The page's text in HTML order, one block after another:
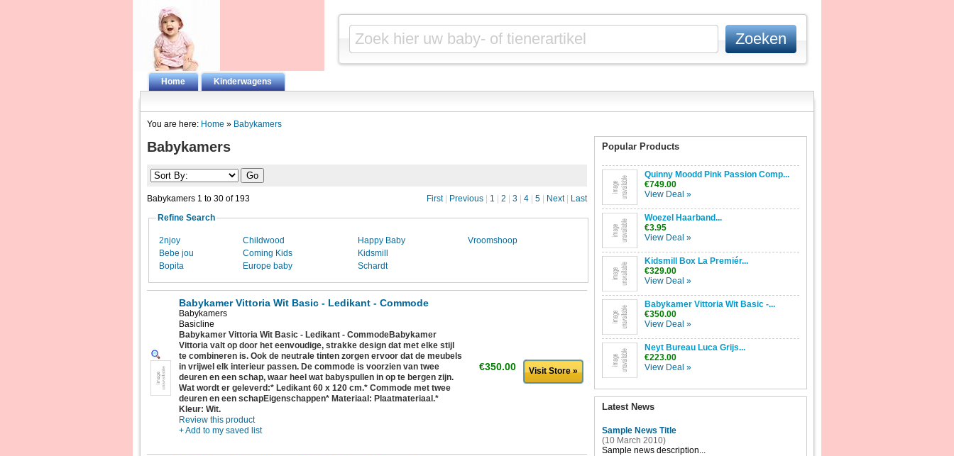
Home Kinderwagens
You are here: Home » Babykamers
Babykamers
Babykamers 1 to 30 of 193 First| Previous 1 2 3 4 5 Next|
Last
Refine Search
2njoy
Bebe jou
Bopita
Childwood
Coming Kids
Europe baby
Happy Baby
Kidsmill
Schardt
Vroomshoop
Babykamer Vittoria Wit Basic - Ledikant - Commode
Babykamers
Basicline
Babykamer Vittoria Wit Basic - Ledikant - CommodeBabykamer
Vittoria valt op door het eenvoudige, strakke design dat met elke stijl
te combineren is. Ook de neutrale tinten zorgen ervoor dat de meubels
in vrijwel elk interieur passen. De commode is voorzien van twee
deuren en een schap, waar heel wat babyspullen in op te bergen zijn.
Wat wordt er geleverd:* Ledikant 60 x 120 cm.* Commode met twee
deuren en een schapEigenschappen* Materiaal: Plaatmateriaal.*
Kleur: Wit.
Review this product
+ Add to my saved list
€350.00 Visit Store »
Popular Products
Quinny Moodd Pink Passion Comp...
€749.00
View Deal »
Woezel Haarband...
€3.95
View Deal »
Kidsmill Box La Premiér...
€329.00
View Deal »
Babykamer Vittoria Wit Basic -...
€350.00
View Deal »
Neyt Bureau Luca Grijs...
€223.00
View Deal »
Latest News
Sample News Title
(10 March 2010)
Sample news description...